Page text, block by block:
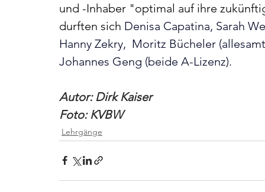
und -Inhaber "optimal auf ihre
durften sich Denisa Capatina, Sarah
Hanny Zekry,  Moritz Bücheler
Johannes Geng (beide A-Lizenz).
Autor: Dirk Kaiser
Foto: KVBW
Lehrgänge